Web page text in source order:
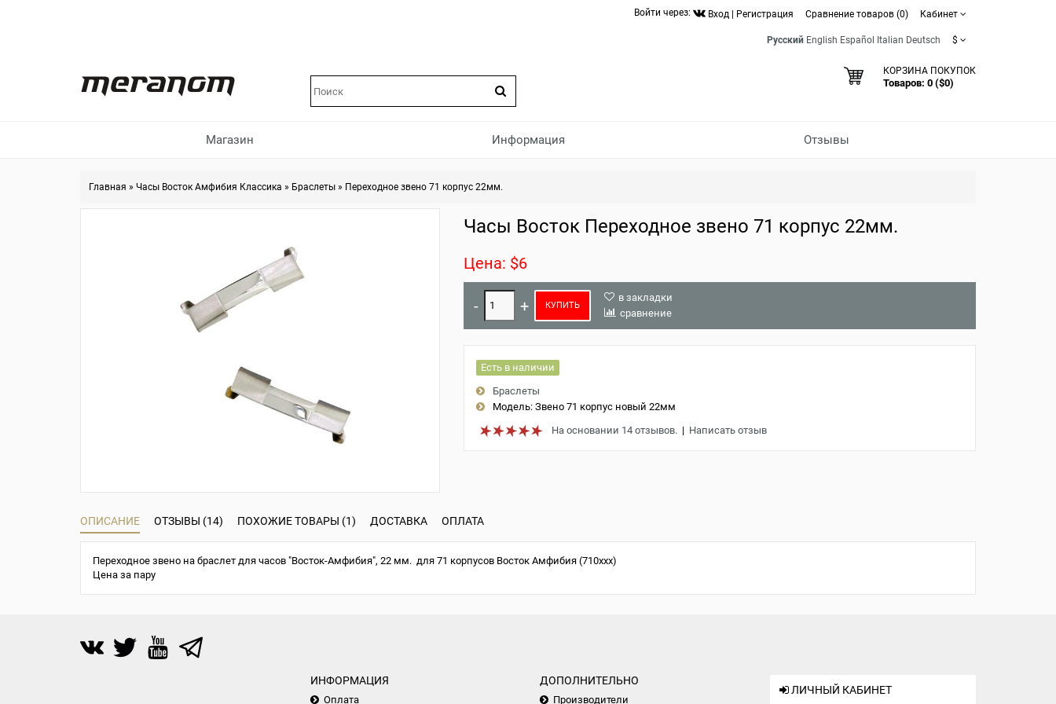
Войти через: Вход Регистрация Сравнение товаров (0) Кабинет
Русский English Español Italian Deutsch $
КОРЗИНА ПОКУПОК
Товаров: 0 ($0)
Магазин Информация Отзывы
Главная » Часы Восток Амфибия Классика » Браслеты » Переходное звено 71 корпус 22мм.
Часы Восток Переходное звено 71 корпус 22мм.
Цена: $6
КУПИТЬ
в закладки
сравнение
Есть в наличии
Браслеты
Модель:Звено 71 корпус новый 22мм
На основании 14 отзывов.| Написать отзыв
ОПИСАНИЕ ОТЗЫВЫ (14) ПОХОЖИЕ ТОВАРЫ (1) ДОСТАВКА ОПЛАТА
Переходное звено на браслет для часов "Восток-Амфибия", 22 мм. для 71 корпусов Восток Амфибия (710xxx)
Цена за пару
ИНФОРМАЦИЯ
Оплата
ДОПОЛНИТЕЛЬНО
Производители
ЛИЧНЫЙ КАБИНЕТ